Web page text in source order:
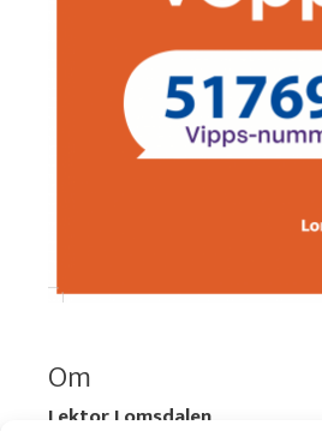
Om
Lektor Lomsdalen